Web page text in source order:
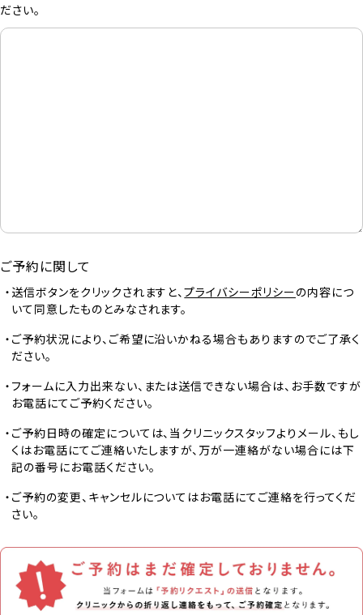
ださい。
ご予約に関して
送信ボタンをクリックされますと、プライバシーポリシーの内容につ
いて同意したものとみなされます。
ご予約状況により、ご希望に沿いかねる場合もありますのでご了承く
ださい。
フォームに入力出来ない、または送信できない場合は、お手数ですが
お電話にてご予約ください。
ご予約日時の確定については、当クリニックスタッフよりメール、もし
くはお電話にてご連絡いたしますが、万が一連絡がない場合には下
記の番号にお電話ください。
ご予約の変更、キャンセルについてはお電話にてご連絡を行ってくだ
さい。